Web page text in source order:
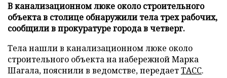
В канализационном люке около строительного
объекта в столице обнаружили тела трех рабочих,
сообщили в прокуратуре города в четверг.
Тела нашли в канализационном люке около
строительного объекта на набережной Марка
Шагала, пояснили в ведомстве, передаетТАСС.